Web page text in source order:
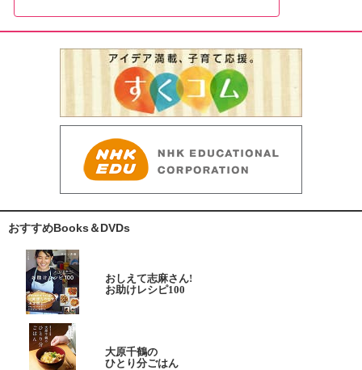
おすすめBooks＆DVDs
おしえて志麻さん!
お助けレシピ100
大原千鶴の
ひとり分ごはん